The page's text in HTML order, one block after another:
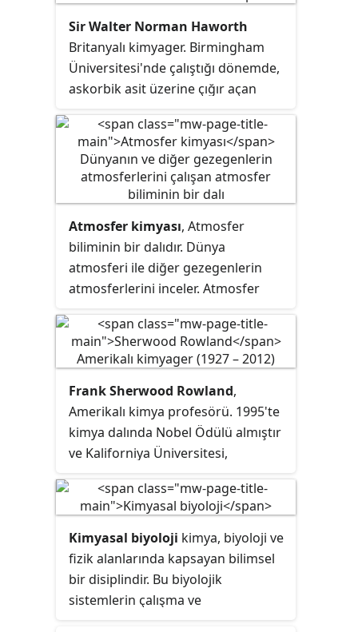
Kimya Ödülü'ne nail olmuştur.
Sir Walter Norman Haworth
Britanyalı kimyager. Birmingham
Üniversitesi'nde çalıştığı dönemde,
askorbik asit üzerine çığır açan
Atmosfer kimyası, Atmosfer
biliminin bir dalıdır. Dünya
atmosferi ile diğer gezegenlerin
atmosferlerini inceler. Atmosfer
alanıdır ve çevre kimyası, fizik,
meteoroloji, bilgisayar modelleme,
volkanoloji, iklim bilimi gibi diğer
alanlarla da çalışır.
Frank Sherwood Rowland,
Amerikalı kimya profesörü. 1995'te
kimya dalında Nobel Ödülü almıştır
ve Kaliforniya Üniversitesi,
Atmosfer kimyası ve kimyasal
kinetik araştırmaları yapmıştır. En
çok tanınan çalışması
kloroflorokarbonların ozon
tabakasının incelmesindeki katkısını
keşfetmesidir.
Kimyasal biyoloji kimya, biyoloji ve
fizik alanlarında kapsayan bilimsel
bir disiplindir. Bu biyolojik
sistemlerin çalışma ve